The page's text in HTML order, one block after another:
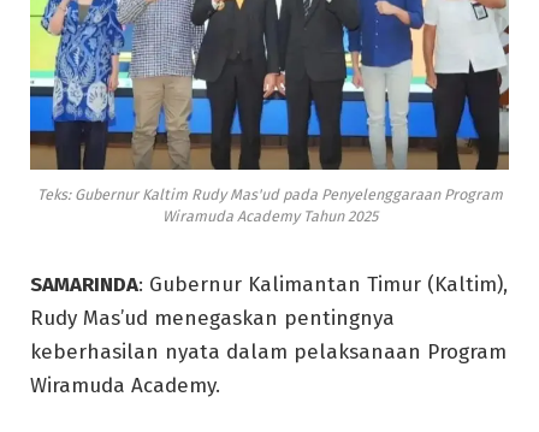
Teks: Gubernur Kaltim Rudy Mas'ud pada Penyelenggaraan Program
Wiramuda Academy Tahun 2025
SAMARINDA: Gubernur Kalimantan Timur (Kaltim),
Rudy Mas’ud menegaskan pentingnya
keberhasilan nyata dalam pelaksanaan Program
Wiramuda Academy.